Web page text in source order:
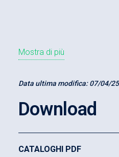
Mostra di più
Data ultima modifica:07/04/25
Download
CATALOGHI PDF